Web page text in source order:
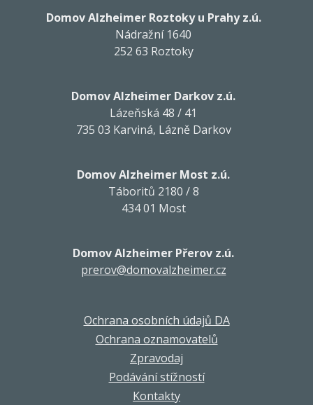
Domov Alzheimer Roztoky u Prahy z.ú.
Nádražní 1640
252 63 Roztoky
Domov Alzheimer Darkov z.ú.
Lázeňská 48 / 41
735 03 Karviná, Lázně Darkov
Domov Alzheimer Most z.ú.
Táboritů 2180 / 8
434 01 Most
Domov Alzheimer Přerov z.ú.
prerov@domovalzheimer.cz
Ochrana osobních údajů DA
Ochrana oznamovatelů
Zpravodaj
Podávání stížností
Kontakty